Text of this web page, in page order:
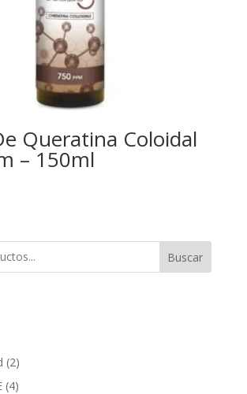
Queratina Coloidal
– 150ml
Buscar
22
products
44